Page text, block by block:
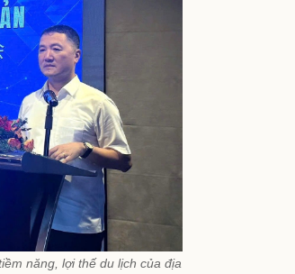
năng, lợi thế du lịch của địa